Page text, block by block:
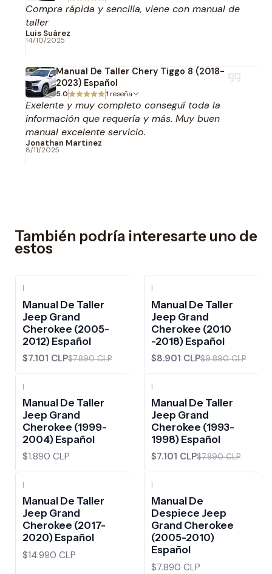
Compra rápida y sencilla, viene con manual de
taller
Luis Suárez
14/10/2025
Manual De Taller Chery Tiggo 8 (2018-
2023) Español
5.0 1 reseña
Exelente y muy completo conseguí toda la
información que requería y más. Muy buen
manual excelente servicio.
Jonathan Martinez
8/11/2025
También podría interesarte uno de
estos
|
Manual De Taller
Jeep Grand
Cherokee (2005-
2012) Español
$7.101 CLP$7.890 CLP
|
Manual De Taller
Jeep Grand
Cherokee (2010
-2018) Español
$8.901 CLP$9.890 CLP
|
Manual De Taller
Jeep Grand
Cherokee (1999-
2004) Español
$1.890 CLP
|
Manual De Taller
Jeep Grand
Cherokee (1993-
1998) Español
$7.101 CLP$7.890 CLP
|
Manual De Taller
Jeep Grand
Cherokee (2017-
2020) Español
$14.990 CLP
|
Manual De
Despiece Jeep
Grand Cherokee
(2005-2010)
Español
$7.890 CLP